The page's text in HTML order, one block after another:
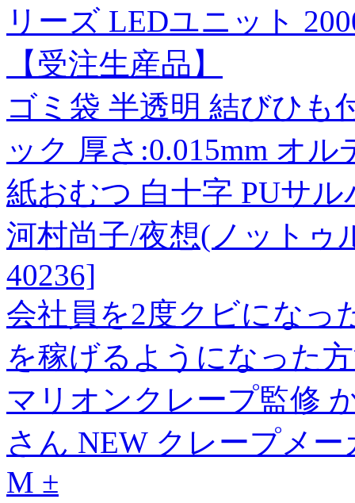
リーズ LEDユニット
【受注生産品】
ゴミ袋 半透明 結びひも
ック 厚さ:0.015mm オル
紙おむつ 白十字 PUサ
河村尚子/夜想(ノットゥ
40236]
会社員を2度クビになっ
を稼げるようになった
マリオンクレープ監修
さん NEW クレープメ
M ±